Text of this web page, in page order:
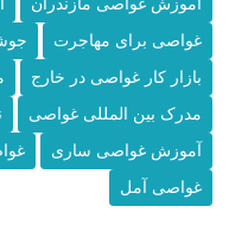
آموزش غواصی مازندران
غواصی برای مهاجرت
بازار کار غواصی در خارج
مدرک بین المللی غواصی
آموزش غواصی ساری
غواصی آمل